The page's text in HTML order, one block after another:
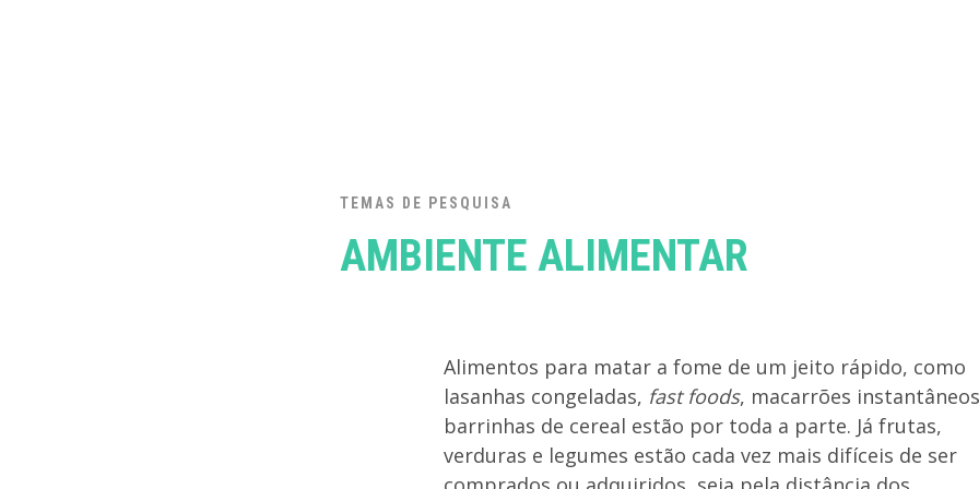
TEMAS DE PESQUISA
AMBIENTE ALIMENTAR
Alimentos para matar a fome de um jeito rápido, como
lasanhas congeladas, fast foods, macarrões
barrinhas de cereal estão por toda a parte. Já frutas,
verduras e legumes estão cada vez mais difíceis de ser